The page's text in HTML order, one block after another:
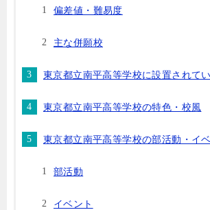
偏差値・難易度
主な併願校
東京都立南平高等学校に設置されて
東京都立南平高等学校の特色・校風
東京都立南平高等学校の部活動・イ
部活動
イベント